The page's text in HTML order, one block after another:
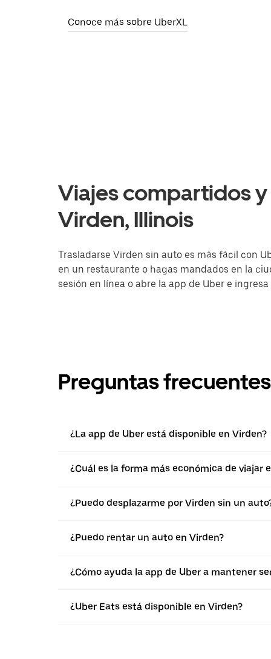
Conoce más sobre UberXL
Viajes compartidos
Virden, Illinois
Trasladarse Virden sin auto es más fácil con
en un restaurante o hagas mandados en la
sesión en línea o abre la app de Uber e
Preguntas frecuentes
¿La app de Uber está disponible en Virden?
¿Cuál es la forma más económica de viajar
¿Puedo desplazarme por Virden sin un
¿Puedo rentar un auto en Virden?
¿Cómo ayuda la app de Uber a mantener
¿Uber Eats está disponible en Virden?